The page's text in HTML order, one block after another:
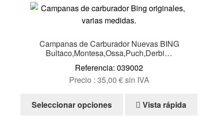
Campanas de Carburador Nuevas BING
Bultaco,Montesa,Ossa,Puch,Derbi…
Referencia: 039002
Precio : 35,00 €sin IVA
Seleccionar opciones
Este
producto
Vista rápida